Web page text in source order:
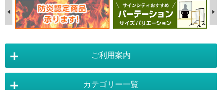
ご利用案内
店舗詳細情報 カテゴリー一覧